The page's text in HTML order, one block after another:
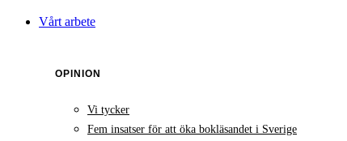
Vårt arbete
OPINION
Vi tycker
Fem insatser för att öka bokläsandet i Sverige